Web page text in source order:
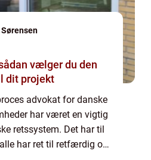
dit projekt
advokat for danske
har været en vigtig
retssystem. Det har til
har ret til retfærdig og